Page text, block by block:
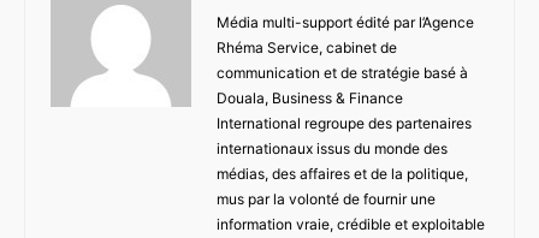
Média multi-support édité par l’Agence
Rhéma Service, cabinet de
communication et de stratégie basé à
Douala, Business & Finance
International regroupe des partenaires
internationaux issus du monde des
médias, des affaires et de la politique,
mus par la volonté de fournir une
information vraie, crédible et exploitable